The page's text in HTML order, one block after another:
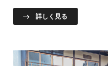
詳しく見る